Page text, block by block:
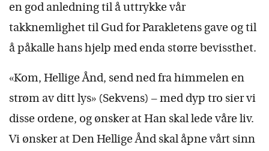
en god anledning til å uttrykke vår
takknemlighet til Gud for Parakletens gave og til
å påkalle hans hjelp med enda større bevissthet.
«Kom, Hellige Ånd, send ned fra himmelen en
strøm av ditt lys» (Sekvens) – med dyp tro sier vi
disse ordene, og ønsker at Han skal lede våre liv.
Vi ønsker at Den Hellige Ånd skal åpne vårt sinn